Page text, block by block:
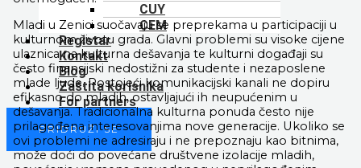
CUY
CEM
Registar
Kontakt
Blog
Zaštita korisnika
For partners
PRIDRUŽI SE
Mladi u Zenici suočavaju se preprekama u participaciji u
kulturnom životu grada. Glavni problemi su visoke cijene
ulaznica na kulturna dešavanja te kulturni događaji su
često finansijski nedostižni za studente i nezaposlene
mlade ljude. Postojeći komunikacijski kanali ne dopiru
efikasno do mladih, ostavljajući ih neupućenim u
dešavanja. Tradicionalna kulturna ponuda često nije
prilagođena interesovanjima nove generacije. Ukoliko se
ovi problemi ne adresiraju i ne prepoznaju kao bitnima,
može doći do povećane društvene izolacije mladih,